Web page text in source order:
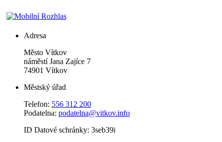
Adresa
Město Vítkov
náměstí Jana Zajíce 7
74901 Vítkov
Městský úřad
Telefon: 556 312 200
Podatelna: podatelna@vitkov.info
ID Datové schránky: 3seb39i